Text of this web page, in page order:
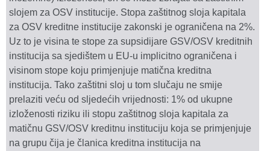
slojem za OSV institucije. Stopa zaštitnog sloja kapitala
za OSV kreditne institucije zakonski je ograničena na 2%.
Uz to je visina te stope za supsidijare GSV/OSV kreditnih
institucija sa sjedištem u EU-u implicitno ograničena i
visinom stope koju primjenjuje matična kreditna
institucija. Tako zaštitni sloj u tom slučaju ne smije
prelaziti veću od sljedećih vrijednosti: 1% od ukupne
izloženosti riziku ili stopu zaštitnog sloja kapitala za
matičnu GSV/OSV kreditnu instituciju koja se primjenjuje
na grupu čija je članica kreditna institucija na